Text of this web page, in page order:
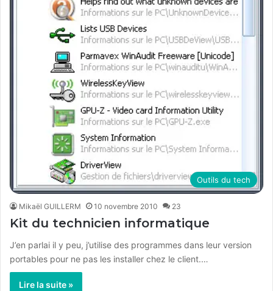
Outils du tech
Mikaël GUILLERM 10 novembre 2010 23
Kit du technicien informatique
J’en parlai il y peu, j’utilise des programmes dans leur version
portables pour ne pas les installer chez le client.…
Lire la suite »